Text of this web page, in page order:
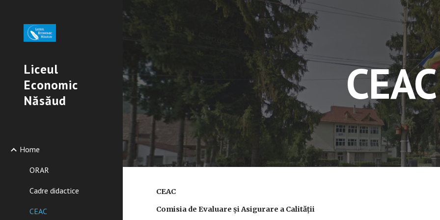
Skip to main content Skip to
Liceul
Economic
Năsăud
Home
ORAR
Cadre didactice
CEAC
CEAC
CEAC
Comisia de Evaluare și Asigurare a Calității